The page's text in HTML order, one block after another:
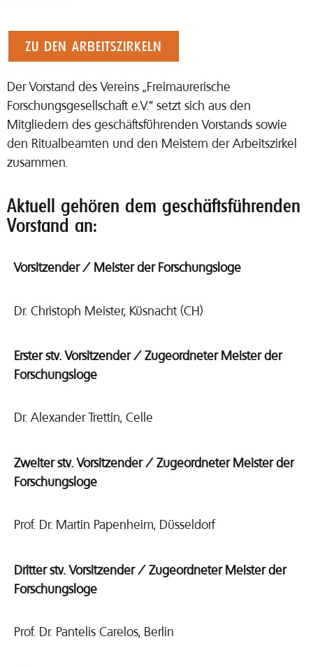
ZU DEN ARBEITSZIRKELN
Der Vorstand des Vereins „Freimaurerische
Forschungsgesellschaft e.V.“ setzt sich aus den
Mitgliedern des geschäftsführenden Vorstands sowie
den Ritualbeamten und den Meistern der Arbeitszirkel
zusammen.
Aktuell gehören dem geschäftsführenden
Vorstand an:
Vorsitzender / Meister der Forschungsloge
Dr. Christoph Meister, Küsnacht (CH)
Erster stv. Vorsitzender / Zugeordneter Meister der
Forschungsloge
Dr. Alexander Trettin, Celle
Zweiter stv. Vorsitzender / Zugeordneter Meister der
Forschungsloge
Prof. Dr. Martin Papenheim, Düsseldorf
Dritter stv. Vorsitzender / Zugeordneter Meister der
Forschungsloge
Prof. Dr. Pantelis Carelos, Berlin